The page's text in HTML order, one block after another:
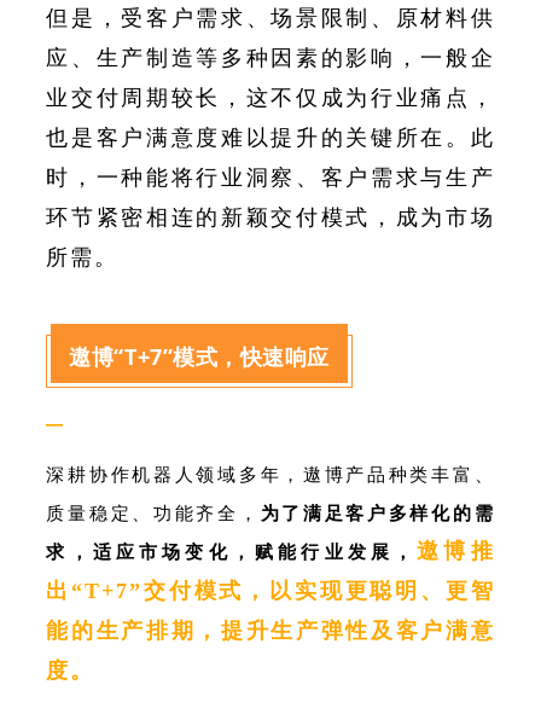
但是，受客户需求、场景限制、原材料供
应、生产制造等多种因素的影响，一般企
业交付周期较长，这不仅成为行业痛点，
也是客户满意度难以提升的关键所在。此
时，一种能将行业洞察、客户需求与生产
环节紧密相连的新颖交付模式，成为市场
所需。
遨博“T+7”模式，快速响应
—
深耕协作机器人领域多年，遨博产品种类丰富、
质量稳定、功能齐全， 为了满足客户多样化的需
求，适应市场变化，赋能行业发展，遨博推
出“T+7”交付模式，以实现更聪明、更智
能的生产排期，提升生产弹性及客户满意
度。